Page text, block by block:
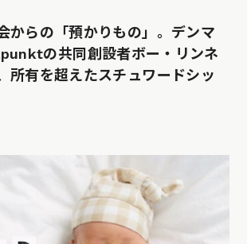
からの「預かりもの」。デンマ
の共同創設者ボー・リンネ
所有を超えたスチュワードシッ